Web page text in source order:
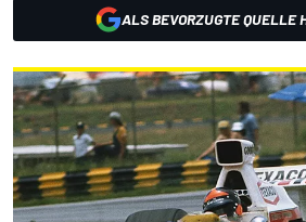
ALS BEVORZUGTE QUELLE